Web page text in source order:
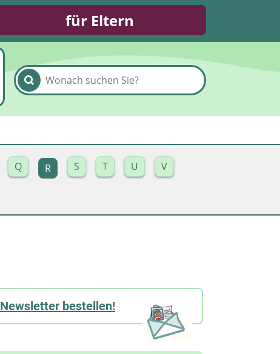
für Eltern
Q R S T U
V
Newsletter bestellen!